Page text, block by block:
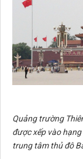
Quảng trường
được xếp vào
trung tâm thủ đô